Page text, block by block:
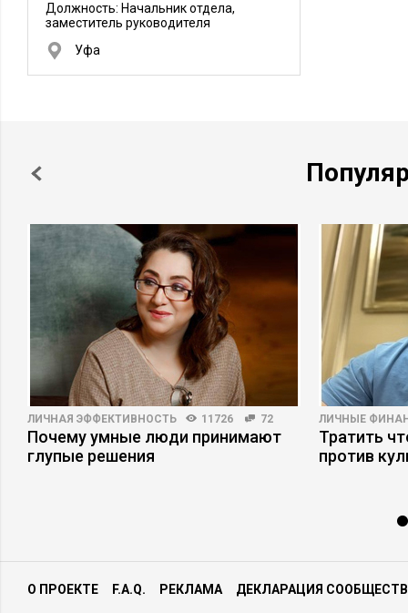
Должность: Начальник отдела,
заместитель руководителя
Уфа
ЛИЧНАЯ ЭФФЕКТИВНОСТЬ 11726 72
Почему умные люди принимают
глупые решения
ЛИЧНЫЕ
Тратить
против
О ПРОЕКТЕ F.A.Q. РЕКЛАМА ДЕКЛАРАЦИЯ